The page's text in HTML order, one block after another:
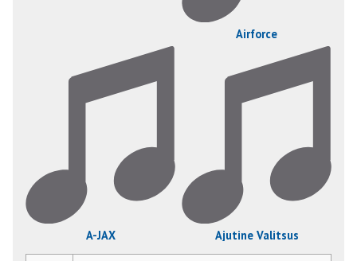
Airforce
A-JAX Ajutine Valitsus